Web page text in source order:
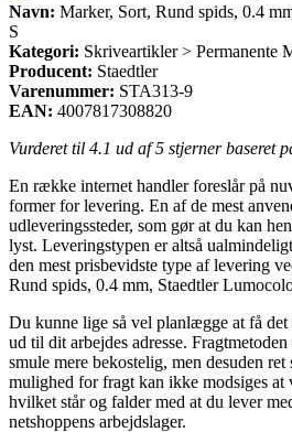
Navn: Marker, Sort, Rund spids, 0.4
S
Kategori: Skriveartikler > Permanente
Producent: Staedtler
Varenummer: STA313-9
EAN: 4007817308820
Vurderet til 4.1 ud af 5 stjerner baseret
En række internet handler foreslår på
former for levering. En af de mest
udleveringssteder, som gør at du kan
lyst. Leveringstypen er altså
den mest prisbevidste type af levering
Rund spids, 0.4 mm, Staedtler
Du kunne lige så vel planlægge at få
ud til dit arbejdes adresse.
smule mere bekostelig, men desuden
mulighed for fragt kan ikke modsiges at
hvilket står og falder med at du lever
netshoppens arbejdslager.